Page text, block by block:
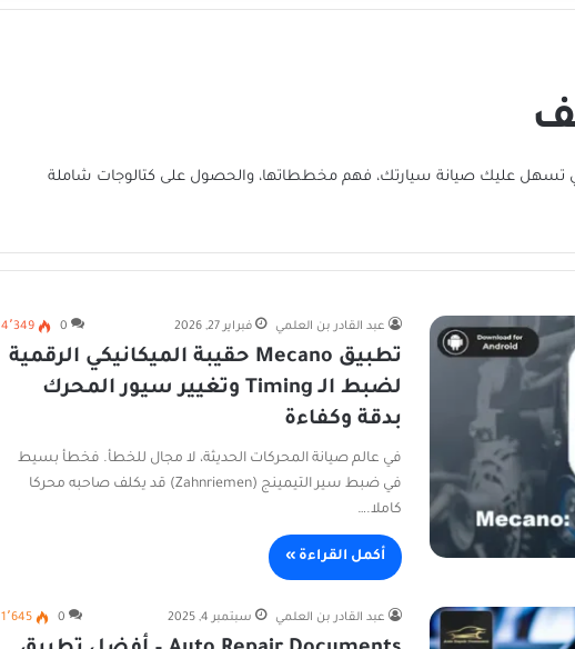
تسهل عليك صيانة سيارتك، فهم مخططاتها، والحصول على كتالوجات شاملة
عبد القادر بن العلمي فبراير 27, 2026 0 4٬349
تطبيق Mecano حقيبة الميكانيكي الرقمية
لضبط الـ Timing وتغيير سيور المحرك
بدقة وكفاءة
في عالم صيانة المحركات الحديثة، لا مجال للخطأ. فخطأ بسيط
في ضبط سير التيمينج (Zahnriemen) قد يكلف صاحبه محركا
كاملا.…
أكمل القراءة »
عبد القادر بن العلمي سبتمبر 4, 2025 0 1٬645